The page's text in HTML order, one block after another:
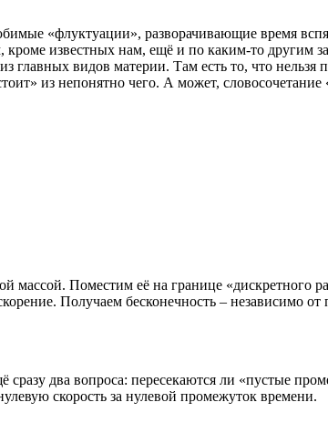
«флуктуации», разворачивающие время
известных нам, ещё и по каким-то другим
видов материи. Там есть то, что нельзя
из непонятно чего. А может,
Поместим её на границе «дискретного
Получаем бесконечность – независимо
сразу два вопроса: пересекаются ли «пустые
скорость за нулевой промежуток времени.